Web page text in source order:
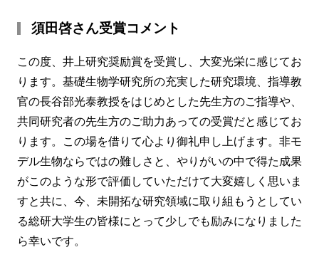
須田啓さん受賞コメント
この度、井上研究奨励賞を受賞し、大変光栄に感じてお
ります。基礎生物学研究所の充実した研究環境、指導教
官の長谷部光泰教授をはじめとした先生方のご指導や、
共同研究者の先生方のご助力あっての受賞だと感じてお
ります。この場を借りて心より御礼申し上げます。非モ
デル生物ならではの難しさと、やりがいの中で得た成果
がこのような形で評価していただけて大変嬉しく思いま
すと共に、今、未開拓な研究領域に取り組もうとしてい
る総研大学生の皆様にとって少しでも励みになりました
ら幸いです。